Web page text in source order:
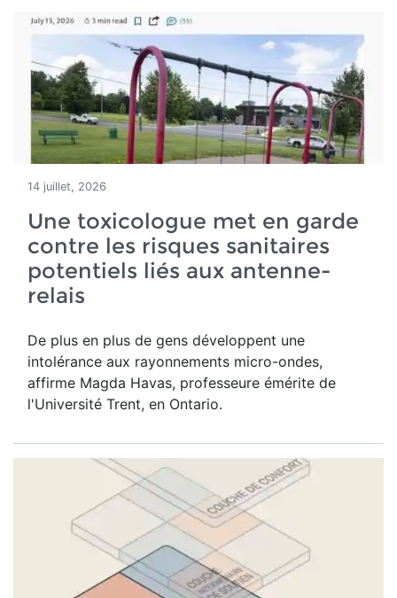
14 juillet, 2026
Une toxicologue met en garde
contre les risques sanitaires
potentiels liés aux antenne-
relais
De plus en plus de gens développent une
intolérance aux rayonnements micro-ondes,
affirme Magda Havas, professeure émérite de
l'Université Trent, en Ontario.